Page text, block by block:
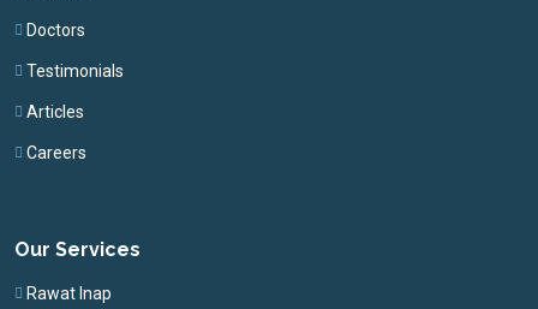
Doctors
Testimonials
Articles
Careers
Our Services
Rawat Inap